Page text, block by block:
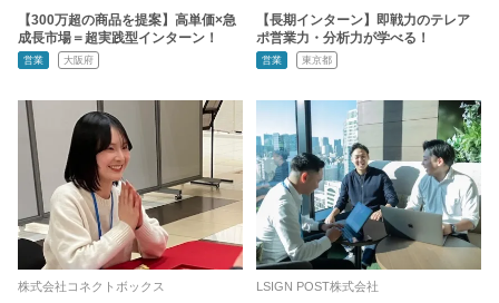
【300万超の商品を提案】高単価×急
成長市場＝超実践型インターン！
営業 大阪府
【長期インターン】即戦力のテレア
ポ営業力・分析力が学べる！
営業 東京都
株式会社コネクトボックス LSIGN POST株式会社